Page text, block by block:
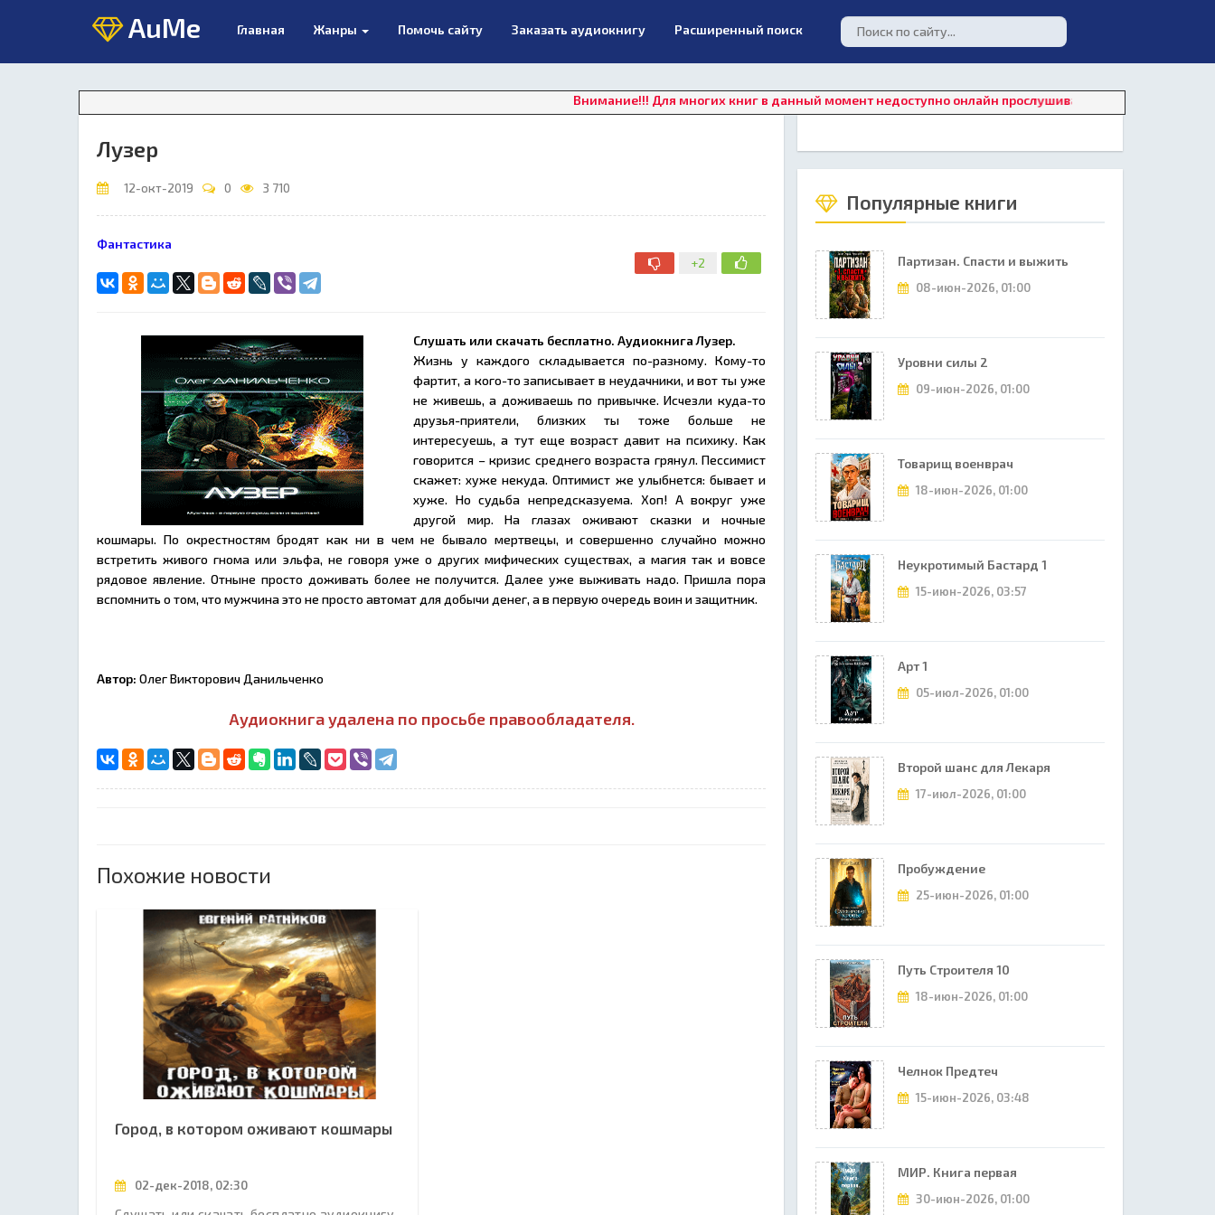
AuMe Главная Жанры Помочь сайту Заказать аудиокнигу Расширенный поиск
Внимание!!! Для многих книг в данный момент недоступно онлайн прослушивание. Для восстановления
Лузер
12-окт-2019 0 3 710
+2
Фантастика
Слушать или скачать бесплатно. Аудиокнига Лузер.
Жизнь у каждого складывается по-разному. Кому-то
фартит, а кого-то записывает в неудачники, и вот ты уже
не живешь, а доживаешь по привычке. Исчезли куда-то
друзья-приятели, близких ты тоже больше не
интересуешь, а тут еще возраст давит на психику. Как
говорится – кризис среднего возраста грянул. Пессимист
скажет: хуже некуда. Оптимист же улыбнется: бывает и
хуже. Но судьба непредсказуема. Хоп! А вокруг уже
другой мир. На глазах оживают сказки и ночные
кошмары. По окрестностям бродят как ни в чем не бывало мертвецы, и совершенно случайно можно
встретить живого гнома или эльфа, не говоря уже о других мифических существах, а магия так и вовсе
рядовое явление. Отныне просто доживать более не получится. Далее уже выживать надо. Пришла пора
вспомнить о том, что мужчина это не просто автомат для добычи денег, а в первую очередь воин и защитник.
Автор: Олег Викторович Данильченко
Аудиокнига удалена по просьбе правообладателя.
Похожие новости
Город, в котором оживают кошмары
02-дек-2018, 02:30
Популярные книги
Партизан. Спасти и выжить
08-июн-2026, 01:00
Уровни силы 2
09-июн-2026, 01:00
Товарищ военврач
18-июн-2026, 01:00
Неукротимый Бастард 1
15-июн-2026, 03:57
Арт 1
05-июл-2026, 01:00
Второй шанс для Лекаря
17-июл-2026, 01:00
Пробуждение
25-июн-2026, 01:00
Путь Строителя 10
18-июн-2026, 01:00
Челнок Предтеч
15-июн-2026, 03:48
МИР. Книга первая
30-июн-2026, 01:00